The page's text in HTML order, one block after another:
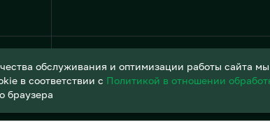
обслуживания и оптимизации работы сайта
в соответствии с Политикой в отношении
браузера